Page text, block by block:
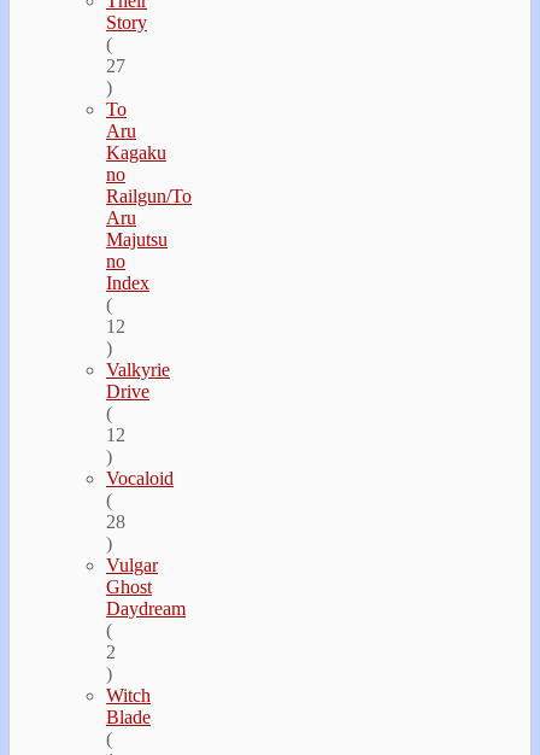
Story
(
27
)
To
Aru
Kagaku
no
Railgun/To
Aru
Majutsu
no
Index
(
12
)
Valkyrie
Drive
(
12
)
Vocaloid
(
28
)
Vulgar
Ghost
Daydream
(
2
)
Witch
Blade
(